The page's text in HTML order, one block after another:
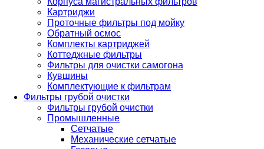
Картриджи
Проточные фильтры под мойку
Обратный осмос
Комплекты картриджей
Коттеджные фильтры
Фильтры для очистки самогона
Кувшины
Комплектующие к фильтрам
Фильтры грубой очистки
Фильтры грубой очистки
Промышленные
Сетчатые
Механические сетчатые